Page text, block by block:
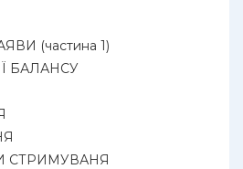
(частина 1)
БАЛАНСУ
СТРИМУВАНЯ